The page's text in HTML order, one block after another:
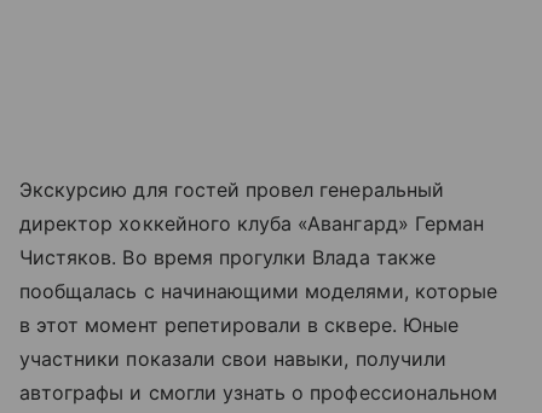
Экскурсию для гостей провел генеральный
директор хоккейного клуба «Авангард» Герман
Чистяков. Во время прогулки Влада также
пообщалась с начинающими моделями, которые
в этот момент репетировали в сквере. Юные
участники показали свои навыки, получили
автографы и смогли узнать о профессиональном